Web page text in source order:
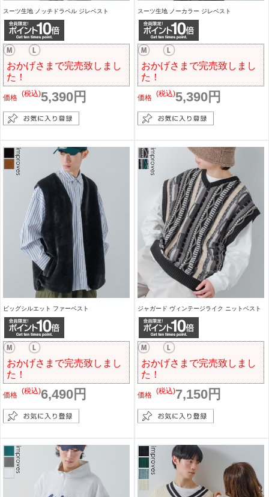
スーツ生地 ノッチドラペル ジレベスト
おかげさまで完売致しまし
た！
価格 5,390円
(税込)
スーツ生地 ノーカラー ジレベスト
おかげさまで完売致しまし
た！
価格 5,390円
(税込)
ビッグシルエット ファーベスト
おかげさまで完売致しまし
た！
価格 6,490円
(税込)
ジャガード ヴィンテージライク ニットベスト
おかげさまで完売致しまし
た！
価格 7,150円
(税込)